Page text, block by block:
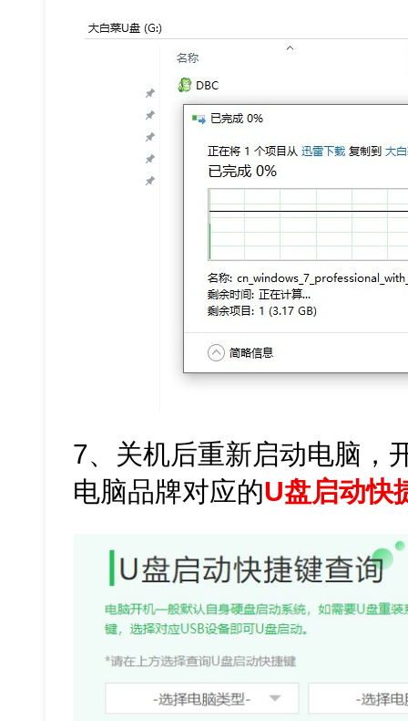
7、关机后重新启动电脑，
电脑品牌对应的U盘启动快